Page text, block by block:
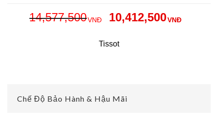
14,577,500VNĐ 10,412,500VNĐ
Tissot
Chế Độ Bảo Hành & Hậu Mãi